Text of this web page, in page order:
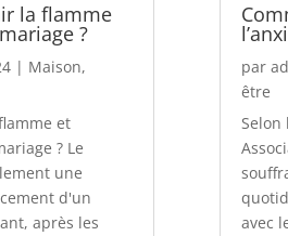
la flamme
?
| Maison,
et
? Le
une
d'un
après les
par
être
Selon
avec